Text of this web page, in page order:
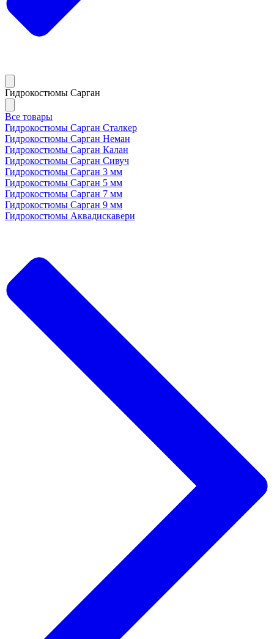
Гидрокостюмы Сарган
Все товары
Гидрокостюмы Сарган Сталкер
Гидрокостюмы Сарган Неман
Гидрокостюмы Сарган Калан
Гидрокостюмы Сарган Сивуч
Гидрокостюмы Сарган 3 мм
Гидрокостюмы Сарган 5 мм
Гидрокостюмы Сарган 7 мм
Гидрокостюмы Сарган 9 мм
Гидрокостюмы Аквадискавери